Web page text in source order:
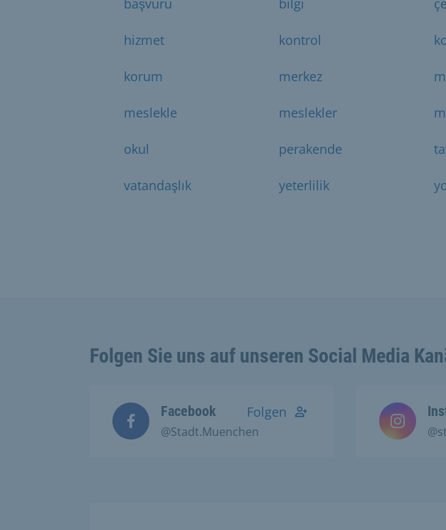
hizmet kontrol
korum merkez
meslekle meslekler
okul perakende
vatandaşlık yeterlilik
Folgen Sie uns auf unseren Social Media
Facebook
@Stadt.Muenchen
Folgen